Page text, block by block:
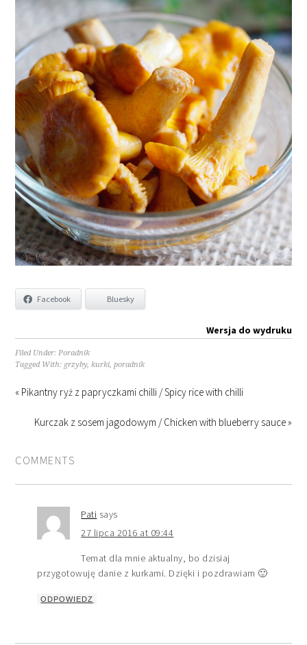
Facebook Bluesky
Wersja do wydruku
Filed Under:Poradnik
Tagged With: grzyby,kurki,poradnik
« Pikantny ryż z papryczkami chilli / Spicy rice with chilli
Kurczak z sosem jagodowym / Chicken with blueberry sauce »
COMMENTS
Pati says
27 lipca 2016 at 09:44
Temat dla mnie aktualny, bo dzisiaj
przygotowuję danie z kurkami. Dzięki i pozdrawiam 🙂
ODPOWIEDZ